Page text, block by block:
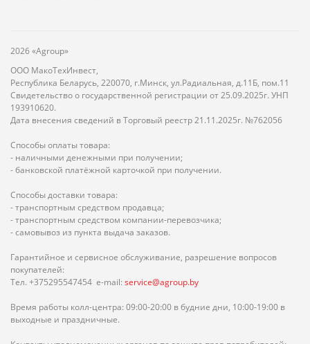
2026 «Agroup»
ООО МакоТехИнвест,
Республика Беларусь, 220070, г.Минск, ул.Радиальная, д.11Б, пом.11
Свидетельство о государственной регистрации от 25.09.2025г. УНП
193910620.
Дата внесения сведений в Торговый реестр 21.11.2025г. №762056
Способы оплаты товара:
- наличными денежными при получении;
- банковской платёжной карточкой при получении.
Способы доставки товара:
- транспортным средством продавца;
- транспортным средством компании-перевозчика;
- самовывоз из пункта выдача заказов.
Гарантийное и сервисное обслуживание, разрешение вопросов
покупателей:
Тел. +375295547454 e-mail: service@agroup.by
Время работы колл-центра: 09:00-20:00 в будние дни, 10:00-19:00 в
выходные и праздничные.